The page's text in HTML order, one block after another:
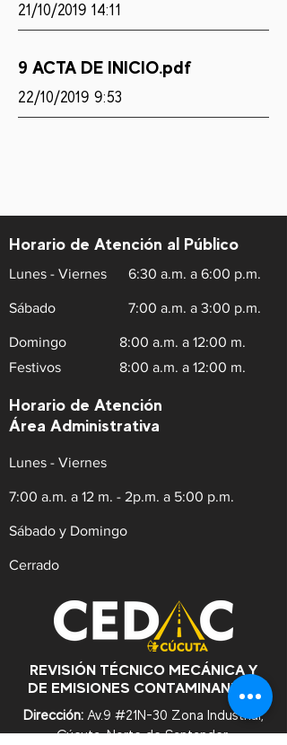
21/10/2019 14:11
9 ACTA DE INICIO.pdf
22/10/2019 9:53
Horario de Atención al Público
Lunes - Viernes 6:30 a.m. a 6:00 p.m.
Sábado 7:00 a.m. a 3:00 p.m.
Domingo
Festivos
8:00 a.m. a 12:00 m.
8:00 a.m. a 12:00 m.
Horario de Atención
Área Administrativa
Lunes - Viernes
7:00 a.m. a 12 m. - 2p.m. a 5:00 p.m.
Sábado y Domingo
Cerrado
REVISIÓN TÉCNICO MECÁNICA Y
DE EMISIONES CONTAMINANTES
Dirección: Av.9 #21N-30 Zona Industrial,
Cúcuta. Norte de Santander.